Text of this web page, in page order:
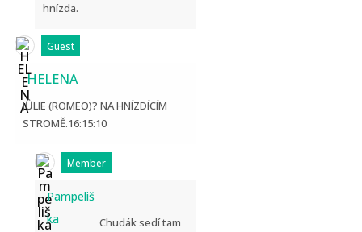
hnízda.
Guest
HELENA
JŮLIE (ROMEO)? NA HNÍZDÍCÍM
STROMĚ.16:15:10
Member
Pampeliš
ka
Chudák sedí tam